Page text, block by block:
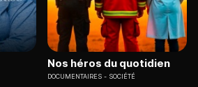
Nos héros du quotidien
DOCUMENTAIRES SOCIÉTÉ